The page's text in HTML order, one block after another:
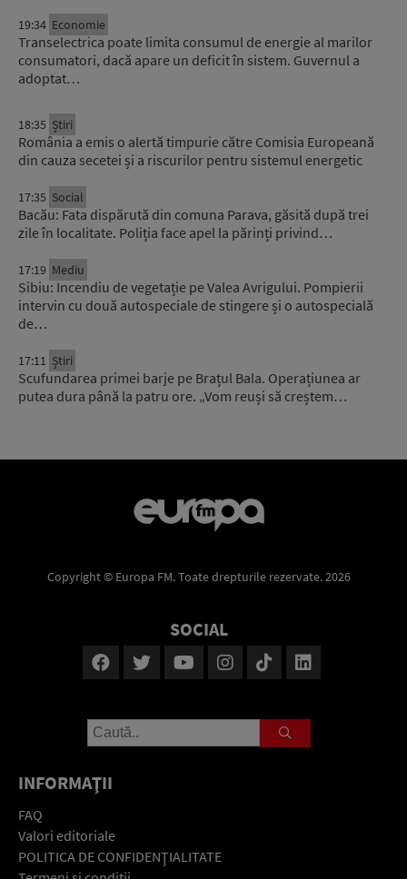
19:34 Economie
Transelectrica poate limita consumul de energie al marilor
consumatori, dacă apare un deficit în sistem. Guvernul a
adoptat…
18:35 Știri
România a emis o alertă timpurie către Comisia Europeană
din cauza secetei și a riscurilor pentru sistemul energetic
17:35 Social
Bacău: Fata dispărută din comuna Parava, găsită după trei
zile în localitate. Poliția face apel la părinți privind…
17:19 Mediu
Sibiu: Incendiu de vegetație pe Valea Avrigului. Pompierii
intervin cu două autospeciale de stingere și o autospecială
de…
17:11 Știri
Scufundarea primei barje pe Brațul Bala. Operațiunea ar
putea dura până la patru ore. „Vom reuși să creștem…
Copyright © Europa FM. Toate drepturile rezervate. 2026
SOCIAL
INFORMAŢII
FAQ
Valori editoriale
POLITICA DE CONFIDENŢIALITATE